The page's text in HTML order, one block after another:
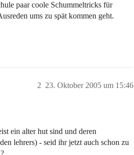
paar coole Schummeltricks für
ums zu spät kommen geht.
23. Oktober 2005 um 15:46
2
ein alter hut sind und deren
lehrers) - seid ihr jetzt auch schon zu